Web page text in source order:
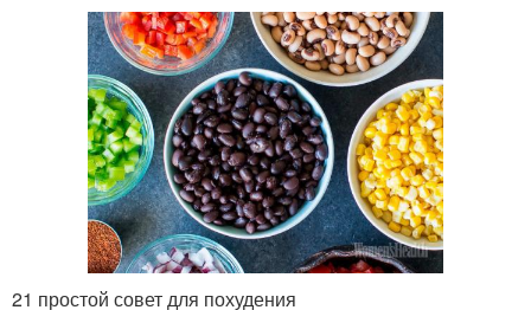
21 простой совет для похудения